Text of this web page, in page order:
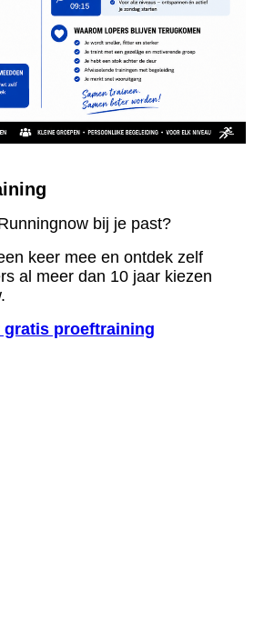
bij je past?
keer mee en ontdek zelf
al meer dan 10 jaar kiezen
gratis proeftraining